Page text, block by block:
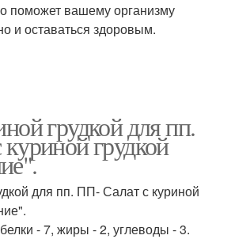
поможет вашему организму
и оставаться здоровым.
грудкой для пп.
грудкой
для пп. ПП- Салат с куриной
- 7, жиры - 2, углеводы - 3.